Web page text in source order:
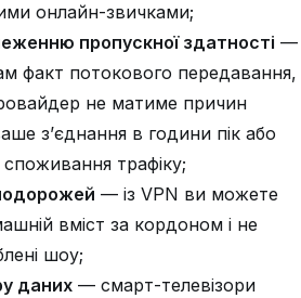
онлайн-звичками;
пропускної здатності —
факт потокового передавання,
не матиме причин
з’єднання в години пік або
споживання трафіку;
— із VPN ви можете
вміст за кордоном і не
шоу;
даних— смарт-телевізори